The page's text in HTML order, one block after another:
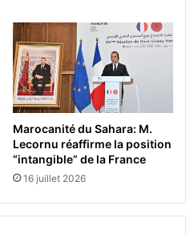
Marocanité du Sahara: M.
Lecornu réaffirme la position
“intangible” de la France
16 juillet 2026